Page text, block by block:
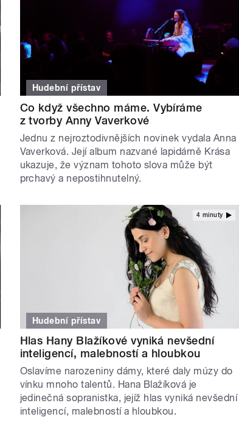
Hudební přístav
Co když všechno máme. Vybíráme
z tvorby Anny Vaverkové
Jednu z nejroztodivnějších novinek vydala Anna
Vaverková. Její album nazvané lapidárně Krása
ukazuje, že význam tohoto slova může být
prchavý a nepostihnutelný.
4 minuty
Hudební přístav
Hlas Hany Blažíkové vyniká nevšední
inteligencí, malebností a hloubkou
Oslavíme narozeniny dámy, které daly múzy do
vínku mnoho talentů. Hana Blažíková je
jedinečná sopranistka, jejíž hlas vyniká nevšední
inteligencí, malebností a hloubkou.